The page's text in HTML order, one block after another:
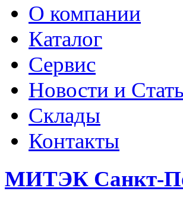
О компании
Каталог
Сервис
Новости и
Склады
Контакты
МИТЭК Санкт-